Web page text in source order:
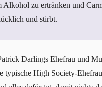
zu ertränken und
und stirbt.
Darlings Ehefrau und
typische High Society-